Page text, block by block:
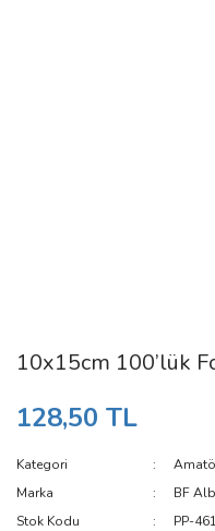
10x15cm 100’lük
128,50 TL
Kategori
Marka
BF
Stok Kodu
PP-